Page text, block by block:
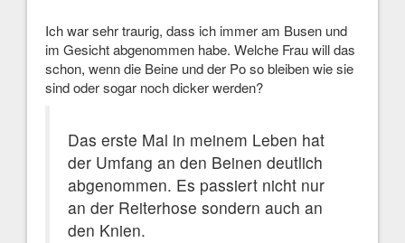
Ich war sehr traurig, dass ich immer am Busen und
im Gesicht abgenommen habe. Welche Frau will das
schon, wenn die Beine und der Po so bleiben wie sie
sind oder sogar noch dicker werden?
Das erste Mal in meinem Leben hat
der Umfang an den Beinen deutlich
abgenommen. Es passiert nicht nur
an der Reiterhose sondern auch an
den Knien.